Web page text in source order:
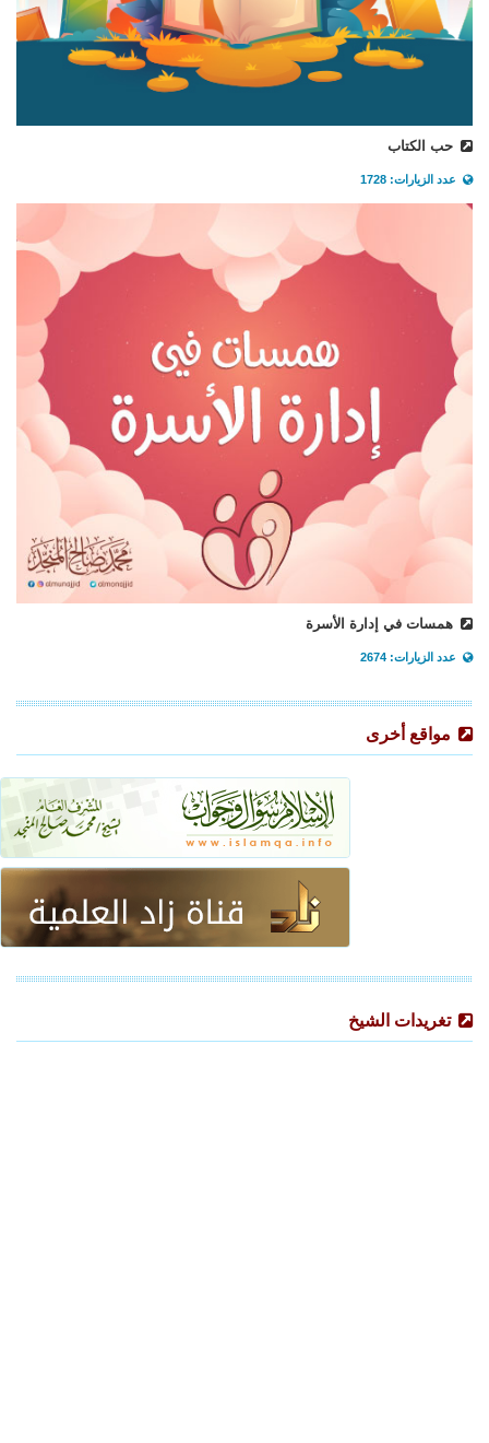
حب الكتاب
عدد الزيارات: 1728
همسات في إدارة الأسرة
عدد الزيارات: 2674
مواقع أخرى
تغريدات الشيخ